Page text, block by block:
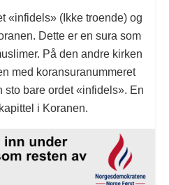
«infidels» (Ikke troende) og
Dette er en sura som
På den andre kirken
med koransuranummeret
sto bare ordet «infidels». En
i Koranen.